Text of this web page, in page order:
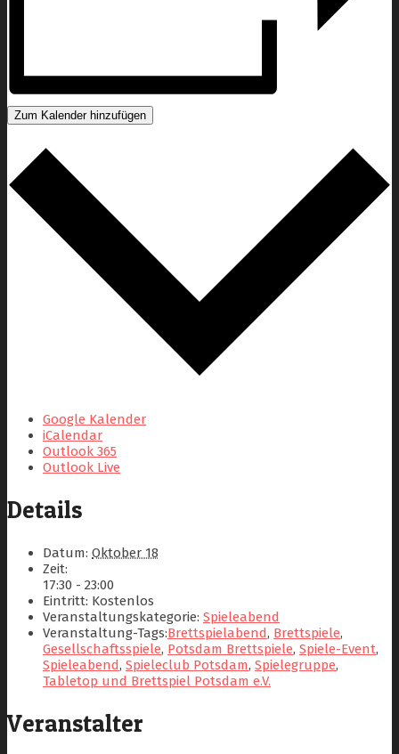
Zum Kalender hinzufügen
Google Kalender
iCalendar
Outlook 365
Outlook Live
Details
Datum: Oktober 18
Zeit:
17:30 - 23:00
Eintritt: Kostenlos
Veranstaltungskategorie: Spieleabend
Veranstaltung-Tags:Brettspielabend, Brettspiele,
Gesellschaftsspiele, Potsdam Brettspiele, Spiele-Event,
Spieleabend, Spieleclub Potsdam, Spielegruppe,
Tabletop und Brettspiel Potsdam e.V.
Veranstalter